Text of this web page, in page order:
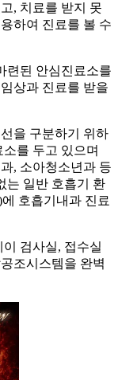
, 치료를 받지 못
하여 진료를 볼 수
련된 안심진료소를
상과 진료를 받을
을 구분하기 위하
를 두고 있으며
, 소아청소년과 등
는 일반 호흡기 환
호흡기내과 진료
검사실, 접수실
조시스템을 완벽